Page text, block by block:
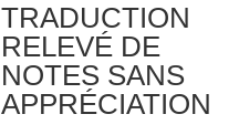
TRADUCTION
RELEVÉ DE
NOTES SANS
APPRÉCIATION